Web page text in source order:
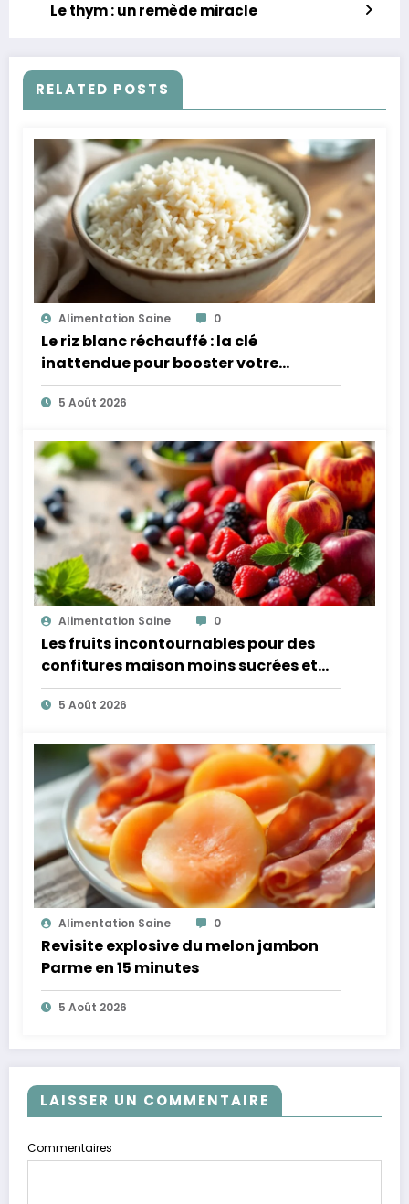
Le thym : un remède miracle
RELATED POSTS
Alimentation Saine 0
Le riz blanc réchauffé : la clé
inattendue pour booster votre
microbiote
5 Août 2026
Alimentation Saine 0
Les fruits incontournables pour des
confitures maison moins sucrées et
plus légères
5 Août 2026
Alimentation Saine 0
Revisite explosive du melon jambon
Parme en 15 minutes
5 Août 2026
LAISSER UN COMMENTAIRE
Commentaires